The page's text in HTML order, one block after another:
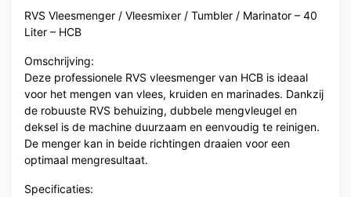
RVS Vleesmenger / Vleesmixer / Tumbler / Marinator – 40
Liter – HCB
Omschrijving:
Deze professionele RVS vleesmenger van HCB is ideaal
voor het mengen van vlees, kruiden en marinades. Dankzij
de robuuste RVS behuizing, dubbele mengvleugel en
deksel is de machine duurzaam en eenvoudig te reinigen.
De menger kan in beide richtingen draaien voor een
optimaal mengresultaat.
Specificaties: